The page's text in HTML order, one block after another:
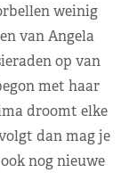
weinig
van Angela
op van
met haar
droomt elke
dan mag je
nog nieuwe